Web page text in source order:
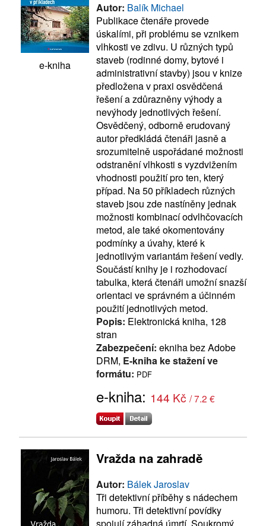
e-kniha
Autor: Balík Michael
Publikace čtenáře provede
úskalími, při problému se vznikem
vlhkosti ve zdivu. U různých typů
staveb (rodinné domy, bytové i
administrativní stavby) jsou v knize
předložena v praxi osvědčená
řešení a zdůrazněny výhody a
nevýhody jednotlivých řešení.
Osvědčený, odborně erudovaný
autor předkládá čtenáři jasně a
srozumitelně uspořádané možnosti
odstranění vlhkosti s vyzdvižením
vhodnosti použití pro ten, který
případ. Na 50 příkladech různých
staveb jsou zde nastíněny jednak
možnosti kombinací odvlhčovacích
metod, ale také okomentovány
podmínky a úvahy, které k
jednotlivým variantám řešení vedly.
Součástí knihy je i rozhodovací
tabulka, která čtenáři umožní snazší
orientaci ve správném a účinném
použití jednotlivých metod.
Popis: Elektronická kniha, 128
stran
Zabezpečení: ekniha bez Adobe
DRM, E-kniha ke stažení ve
formátu: PDF
e-kniha: 144 Kč / 7.2 €
Vražda na zahradě
Autor: Bálek Jaroslav
Tři detektivní příběhy s nádechem
humoru. Tři detektivní povídky